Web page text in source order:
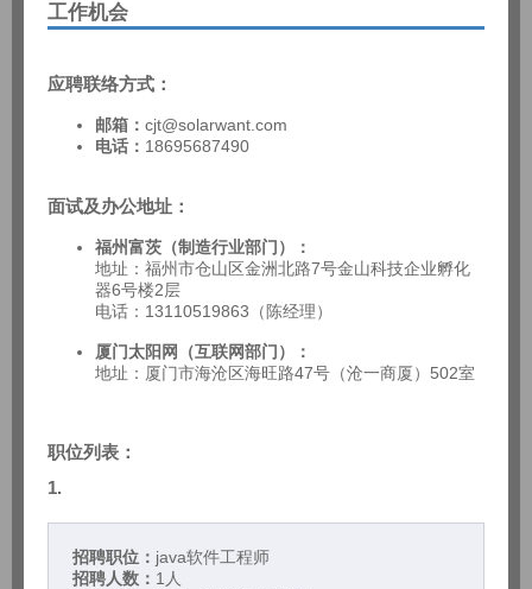
工作机会
应聘联络方式：
邮箱： cjt@solarwant.com
电话： 18695687490
面试及办公地址：
福州富茨（制造行业部门）：
地址：福州市仓山区金洲北路7号金山科技企业孵化
器6号楼2层
电话：13110519863（陈经理）
厦门太阳网（互联网部门）：
地址：厦门市海沧区海旺路47号（沧一商厦）502室
职位列表：
1.
招聘职位： java软件工程师
招聘人数： 1人